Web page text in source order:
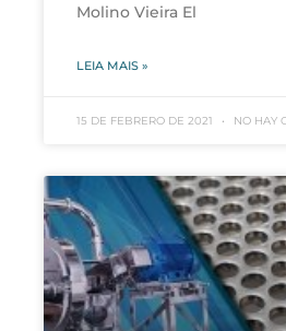
Molino Vieira El
LEIA MAIS »
15 DE FEBRERO DE 2021 NO HAY